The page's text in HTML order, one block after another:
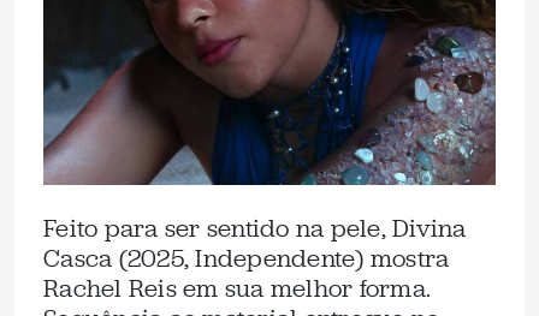
Feito para ser sentido na pele, Divina
Casca (2025, Independente) mostra
Rachel Reis em sua melhor forma.